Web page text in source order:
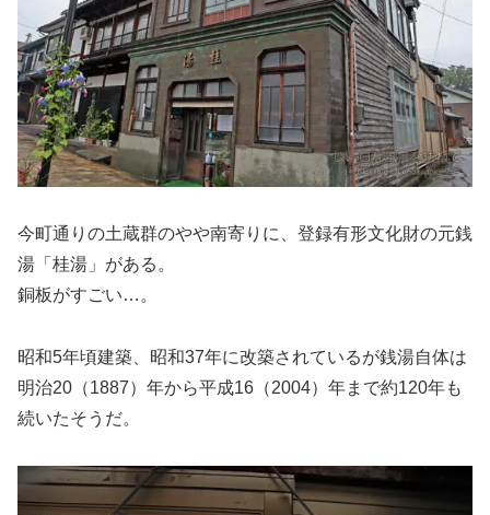
今町通りの土蔵群のやや南寄りに、登録有形文化財の元銭
湯「桂湯」がある。
銅板がすごい…。
昭和5年頃建築、昭和37年に改築されているが銭湯自体は
明治20（1887）年から平成16（2004）年まで約120年も
続いたそうだ。